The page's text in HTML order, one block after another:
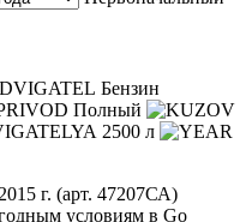
Бензин
Полный
2500 л